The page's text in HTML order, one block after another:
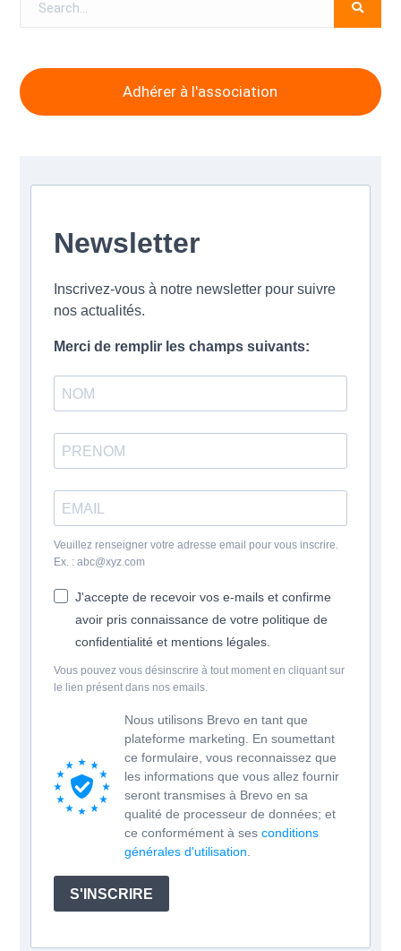
Adhérer à l'association
Newsletter
Inscrivez-vous à notre newsletter pour suivre
nos actualités.
Merci de remplir les champs suivants:
Veuillez renseigner votre adresse email pour vous inscrire.
Ex. : abc@xyz.com
J'accepte de recevoir vos e-mails et confirme
avoir pris connaissance de votre politique de
confidentialité et mentions légales.
Vous pouvez vous désinscrire à tout moment en cliquant sur
le lien présent dans nos emails.
Nous utilisons Brevo en tant que
plateforme marketing. En soumettant
ce formulaire, vous reconnaissez que
les informations que vous allez fournir
seront transmises à Brevo en sa
qualité de processeur de données; et
ce conformément à ses conditions
générales d'utilisation.
S'INSCRIRE